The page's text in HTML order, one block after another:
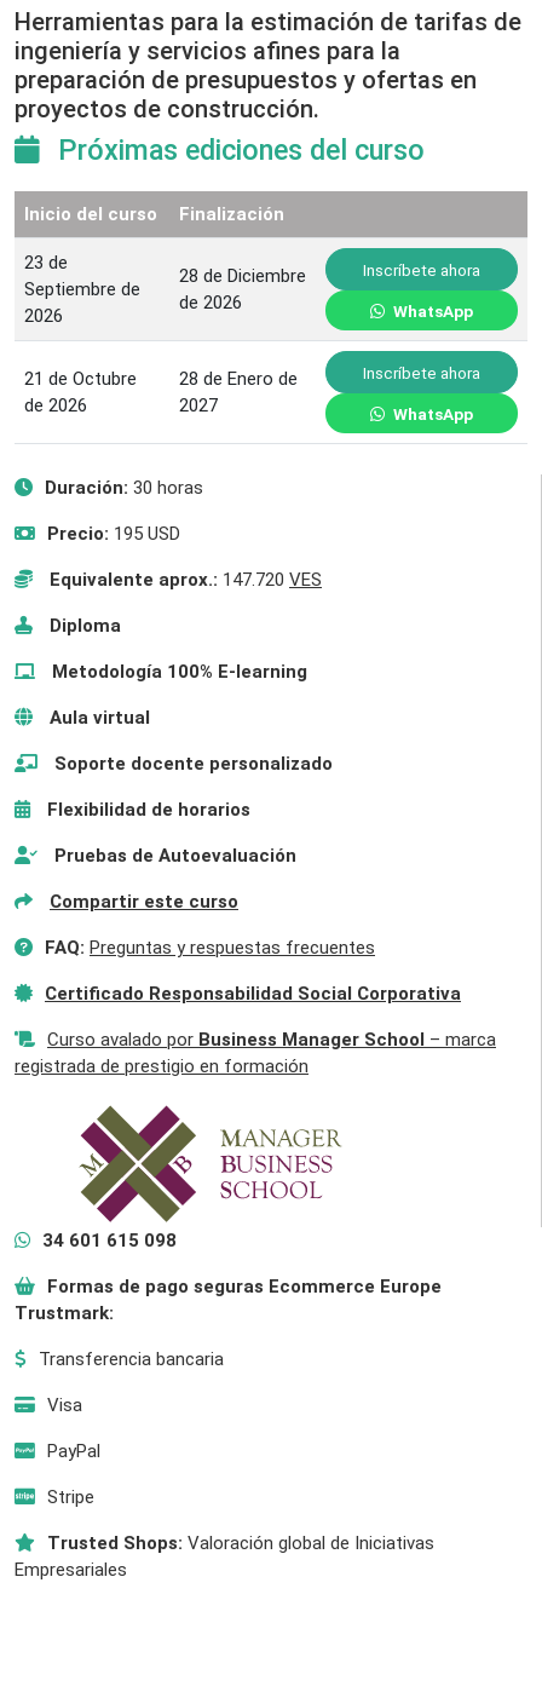
Herramientas para la estimación de tarifas de
ingeniería y servicios afines para la
preparación de presupuestos y ofertas en
proyectos de construcción.
Próximas ediciones del curso
Inicio del curso Finalización
23 de
Septiembre de
2026
28 de Diciembre
de 2026
Inscríbete ahora
WhatsApp
21 de Octubre
de 2026
28 de Enero de
2027
Inscríbete ahora
WhatsApp
Duración: 30 horas
Precio: 195 USD
Equivalente aprox.: 147.720 VES
Diploma
Metodología 100% E-learning
Aula virtual
Soporte docente personalizado
Flexibilidad de horarios
Pruebas de Autoevaluación
Compartir este curso
FAQ: Preguntas y respuestas frecuentes
Certificado Responsabilidad Social Corporativa
Curso avalado por Business Manager School – marca
registrada de prestigio en formación
34 601 615 098
Formas de pago seguras Ecommerce Europe
Trustmark:
Transferencia bancaria
Visa
PayPal
Stripe
Trusted Shops: Valoración global de Iniciativas
Empresariales